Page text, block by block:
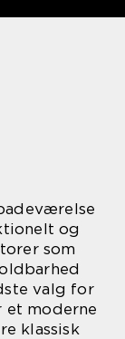
og
som
valg for
et moderne
klassisk